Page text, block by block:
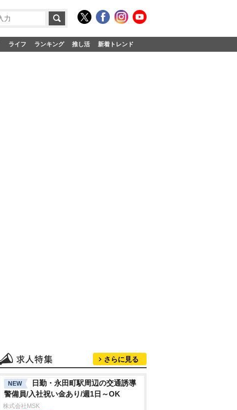
ライフ ランキング 推し活 新着トレンド
さらに見る
NEW
日勤・永田町駅周辺の交通誘導
警備員/入社祝い金あり/週1日～OK
株式会社MSK